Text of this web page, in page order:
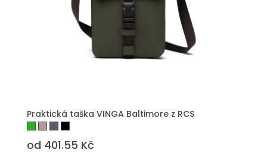
Praktická taška VINGA Baltimore z RCS
od 401.55 Kč